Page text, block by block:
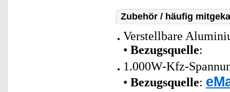
Zubehör / häufig
Verstellbare
• Bezugsquelle:
1.000W-Kfz-
• Bezugsquelle: